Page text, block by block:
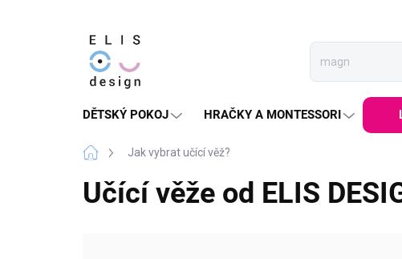
DĚTSKÝ POKOJ HRAČKY A MONTESSORI
Domů Jak vybrat učící věž?
Učící věže od ELIS